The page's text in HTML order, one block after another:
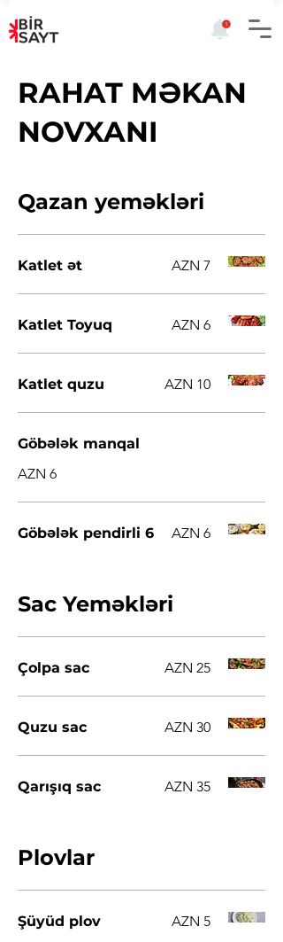
RAHAT MƏKAN
NOVXANI
Qazan yeməkləri
Katlet ət AZN 7
Katlet Toyuq AZN 6
Katlet quzu AZN 10
Göbələk manqal
AZN 6
Göbələk pendirli 6 AZN 6
Sac Yeməkləri
Çolpa sac AZN 25
Quzu sac AZN 30
Qarışıq sac AZN 35
Plovlar
Şüyüd plov AZN 5